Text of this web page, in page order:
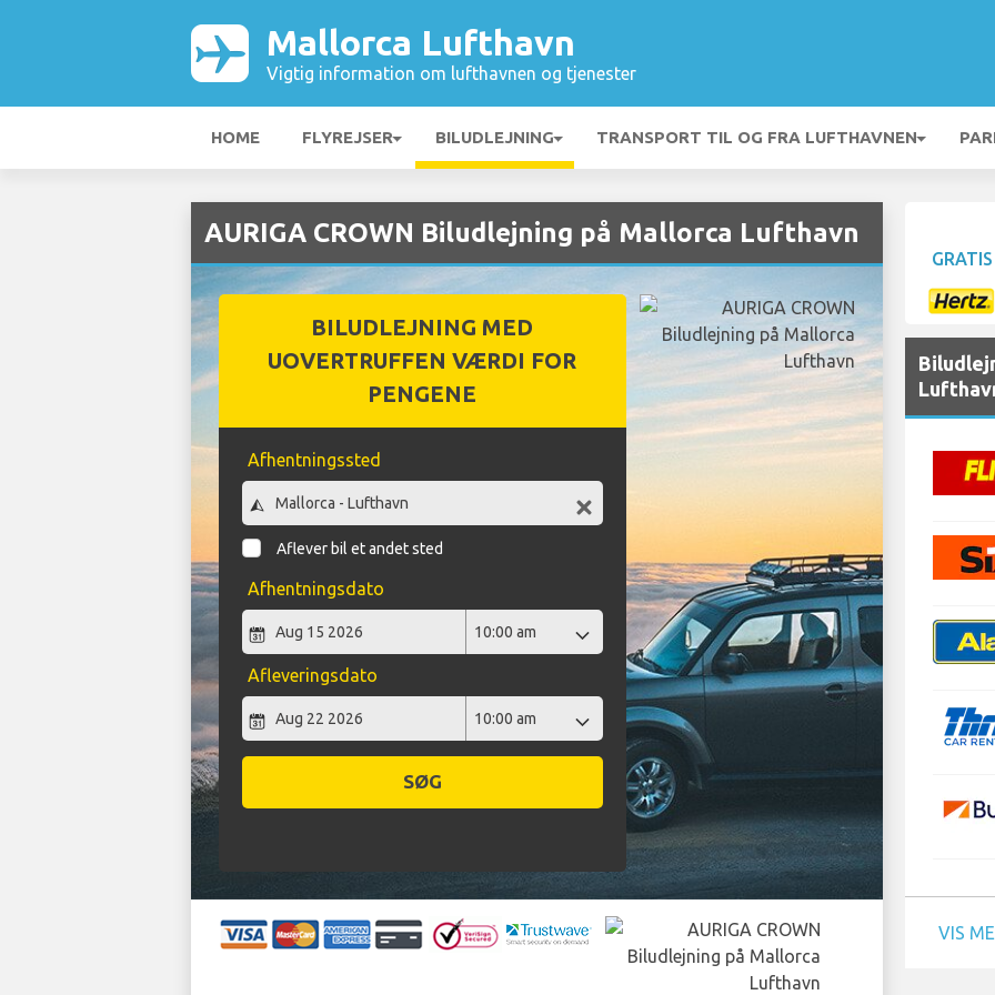
Mallorca Lufthavn
Vigtig information om lufthavnen og tjenester
HOME FLYREJSER BILUDLEJNING TRANSPORT TIL OG FRA LUFTHAVNEN
AURIGA CROWN Biludlejning på Mallorca Lufthavn
BILUDLEJNING MED
UOVERTRUFFEN VÆRDI FOR
PENGENE
Afhentningssted
Aflever bil et andet sted
Afhentningsdato
Afleveringsdato
SØG
GRATIS
VIS